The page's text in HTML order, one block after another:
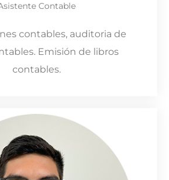
Contable
contables, auditoria de
Emisión de libros
contables.